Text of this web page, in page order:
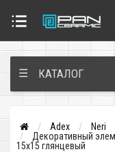
☰ КАТАЛОГ
Adex
Neri
Декоративный
15x15 глянцевый